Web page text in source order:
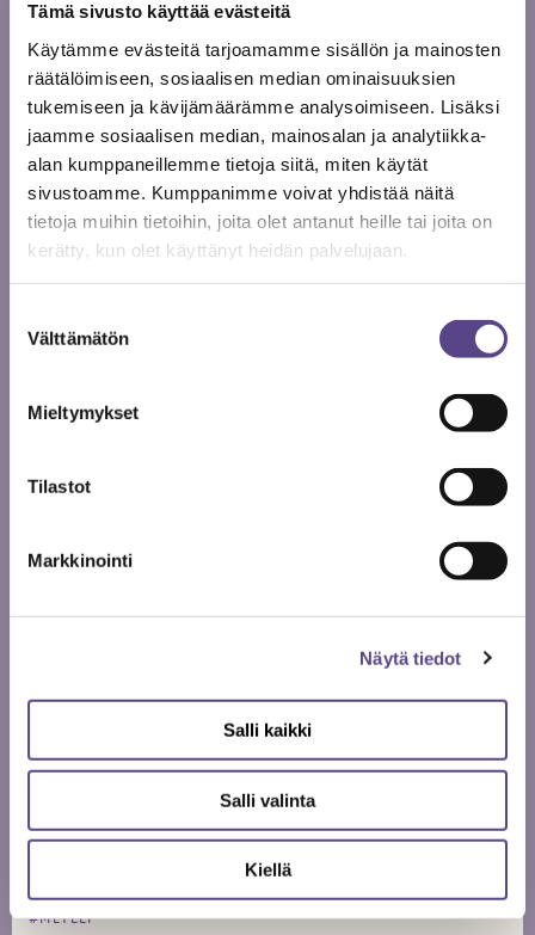
Tämä sivusto käyttää evästeitä
Käytämme evästeitä tarjoamamme sisällön ja mainosten
räätälöimiseen, sosiaalisen median ominaisuuksien
tukemiseen ja kävijämäärämme analysoimiseen. Lisäksi
jaamme sosiaalisen median, mainosalan ja analytiikka-
alan kumppaneillemme tietoja siitä, miten käytät
sivustoamme. Kumppanimme voivat yhdistää näitä
tietoja muihin tietoihin, joita olet antanut heille tai joita on
kerätty, kun olet käyttänyt heidän palvelujaan.
valinta
Välttämätön
Mieltymykset
Tilastot
Markkinointi
Näytä tiedot
Salli kaikki
Salli valinta
Kiellä
#METELI
METELI# 1/2020
#METELI
#METELI